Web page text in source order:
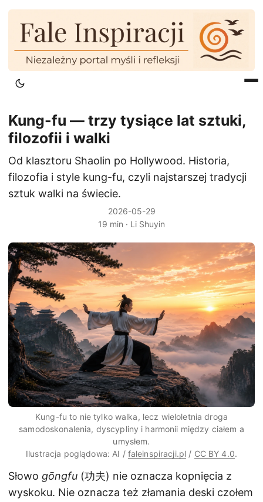
Kung-fu — trzy tysiące lat sztuki,
filozofii i walki
Od klasztoru Shaolin po Hollywood. Historia,
filozofia i style kung-fu, czyli najstarszej tradycji
sztuk walki na świecie.
2026-05-29
19 min · Li Shuyin
Kung-fu to nie tylko walka, lecz wieloletnia droga
samodoskonalenia, dyscypliny i harmonii między ciałem a
umysłem.
Ilustracja poglądowa: AI / faleinspiracji.pl / CC BY 4.0.
Słowo gōngfu (功夫) nie oznacza kopnięcia z
wyskoku. Nie oznacza też złamania deski czołem